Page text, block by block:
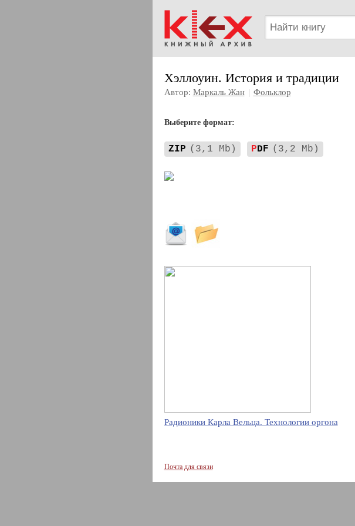
Хэллоуин. История и традиции
Автор: Маркаль Жан | Фольклор
Выберите формат:
ZIP (3,1 Mb) PDF (3,2 Mb)
Радионики Карла Вельца. Технологии оргона
Почта для связи